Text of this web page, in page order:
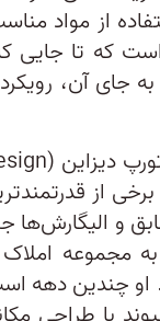
از مواد
که تا جایی
به جای آن،
از
الیگارش‌ها
مجموعه
چندین دهه است